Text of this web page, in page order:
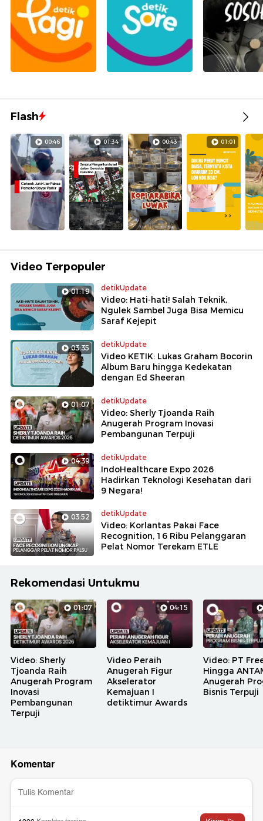
Flash
00:46 01:34 00:43 01:01
Video Terpopuler
01:19 detikUpdate
Video: Hati-hati! Salah Teknik,
Ngulek Sambel Juga Bisa Memicu
Saraf Kejepit
03:35 detikUpdate
Video KETIK: Lukas Graham Bocorin
Album Baru hingga Kedekatan
dengan Ed Sheeran
01:07 detikUpdate
Video: Sherly Tjoanda Raih
Anugerah Program Inovasi
Pembangunan Terpuji
04:39 detikUpdate
IndoHealthcare Expo 2026
Hadirkan Teknologi Kesehatan dari
9 Negara!
03:52 detikUpdate
Video: Korlantas Pakai Face
Recognition, 16 Ribu Pelanggaran
Pelat Nomor Terekam ETLE
Rekomendasi Untukmu
01:07
Video: Sherly
Tjoanda Raih
Anugerah Program
Inovasi
Pembangunan
Terpuji
04:15
Video Peraih
Anugerah Figur
Akselerator
Kemajuan I
detiktimur Awards
Video: PT
Hingga
Anugerah
Bisnis Terpuji